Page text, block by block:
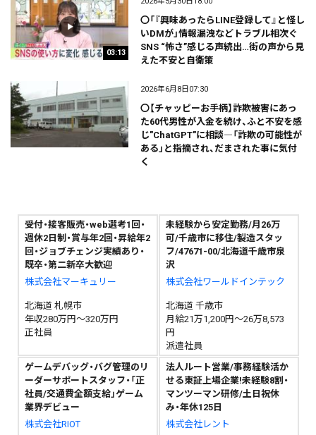
03:13
〇「『興味あったらLINE登録して』と怪し
いDMが」情報漏洩などトラブル相次ぐ
SNS “怖さ”感じる声続出…街の声から見
えた不安と自衛策
2026年6月8日07:30
〇【チャッピーお手柄】詐欺被害にあっ
た60代男性が入金を続け、ふと不安を感
じ"ChatGPT"に相談―「詐欺の可能性が
ある」と指摘され、だまされた事に気付
く
受付・接客販売・web選考1回・
週休2日制・賞与年2回・昇給年2
回・ジョブチェンジ実績あり・
既卒・第二新卒大歓迎
株式会社マーキュリー
北海道 札幌市
年収280万円～320万円
正社員
未経験から安定勤務/月26万
可/千歳市に移住/製造スタッ
フ/47671-00/北海道千歳市泉
沢
株式会社ワールドインテック
北海道 千歳市
月給21万1,200円～26万8,573
円
派遣社員
ゲームデバッグ・バグ管理のリ
ーダーサポートスタッフ・「正
社員/交通費全額支給」ゲーム
業界デビュー
株式会社RIOT
法人ルート営業/事務経験活か
せる東証上場企業!未経験8割・
マンツーマン研修/土日祝休
み・年休125日
株式会社レント